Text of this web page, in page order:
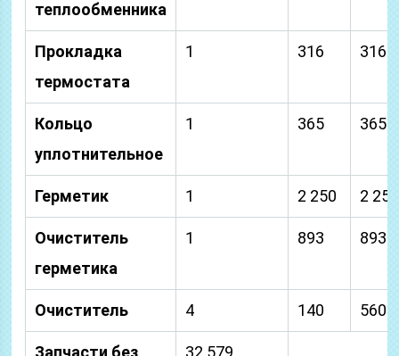
теплообменника
Прокладка
термостата
1 316 316
Кольцо
уплотнительное
1 365 365
Герметик 1 2 250 2 250
Очиститель
герметика
1 893 893
Очиститель 4 140 560
Запчасти без 32 579